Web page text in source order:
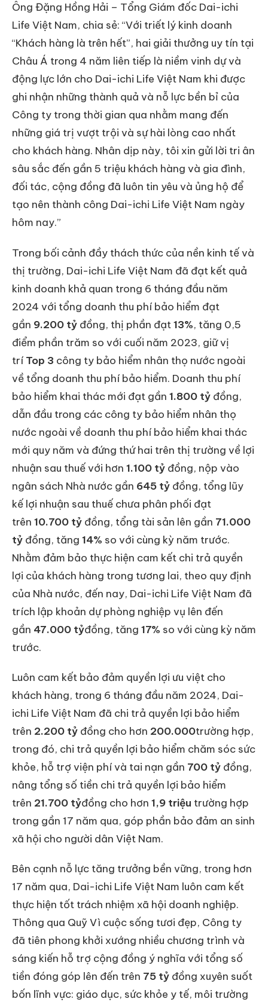
Ông Đặng Hồng Hải – Tổng Giám đốc Dai-ichi
Life Việt Nam, chia sẻ: “Với triết lý kinh doanh
“Khách hàng là trên hết”, hai giải thưởng uy tín tại
Châu Á trong 4 năm liên tiếp là niềm vinh dự và
động lực lớn cho Dai-ichi Life Việt Nam khi được
ghi nhận những thành quả và nỗ lực bền bỉ của
Công ty trong thời gian qua nhằm mang đến
những giá trị vượt trội và sự hài lòng cao nhất
cho khách hàng. Nhân dịp này, tôi xin gửi lời tri ân
sâu sắc đến gần 5 triệu khách hàng và gia đình,
đối tác, cộng đồng đã luôn tin yêu và ủng hộ để
tạo nên thành công Dai-ichi Life Việt Nam ngày
hôm nay.”
Trong bối cảnh đầy thách thức của nền kinh tế và
thị trường, Dai-ichi Life Việt Nam đã đạt kết quả
kinh doanh khả quan trong 6 tháng đầu năm
2024 với tổng doanh thu phí bảo hiểm đạt
gần 9.200 tỷ đồng, thị phần đạt13%, tăng 0,5
điểm phần trăm so với cuối năm 2023, giữ vị
trí Top 3 công ty bảo hiểm nhân thọ nước ngoài
về tổng doanh thu phí bảo hiểm. Doanh thu phí
bảo hiểm khai thác mới đạt gần 1.800 tỷ đồng,
dẫn đầu trong các công ty bảo hiểm nhân thọ
nước ngoài về doanh thu phí bảo hiểm khai thác
mới quy năm và đứng thứ hai trên thị trường về lợi
nhuận sau thuế với hơn 1.100 tỷ đồng, nộp vào
ngân sách Nhà nước gần 645 tỷ đồng, tổng lũy
kế lợi nhuận sau thuế chưa phân phối đạt
trên 10.700 tỷ đồng, tổng tài sản lên gần 71.000
tỷ đồng, tăng 14% so với cùng kỳ năm trước.
Nhằm đảm bảo thực hiện cam kết chi trả quyền
lợi của khách hàng trong tương lai, theo quy định
của Nhà nước, đến nay, Dai-ichi Life Việt Nam đã
trích lập khoản dự phòng nghiệp vụ lên đến
gần 47.000 tỷđồng, tăng 17% so với cùng kỳ năm
trước.
Luôn cam kết bảo đảm quyền lợi ưu việt cho
khách hàng, trong 6 tháng đầu năm 2024, Dai-
ichi Life Việt Nam đã chi trả quyền lợi bảo hiểm
trên 2.200 tỷ đồng cho hơn 200.000trường hợp,
trong đó, chi trả quyền lợi bảo hiểm chăm sóc sức
khỏe, hỗ trợ viện phí và tai nạn gần 700 tỷ đồng,
nâng tổng số tiền chi trả quyền lợi bảo hiểm
trên 21.700 tỷđồng cho hơn 1,9 triệu trường hợp
trong gần 17 năm qua, góp phần bảo đảm an sinh
xã hội cho người dân Việt Nam.
Bên cạnh nỗ lực tăng trưởng bền vững, trong hơn
17 năm qua, Dai-ichi Life Việt Nam luôn cam kết
thực hiện tốt trách nhiệm xã hội doanh nghiệp.
Thông qua Quỹ Vì cuộc sống tươi đẹp, Công ty
đã tiên phong khởi xướng nhiều chương trình và
sáng kiến hỗ trợ cộng đồng ý nghĩa với tổng số
tiền đóng góp lên đến trên 75 tỷ đồng xuyên suốt
bốn lĩnh vực: giáo dục, sức khỏe y tế, môi trường